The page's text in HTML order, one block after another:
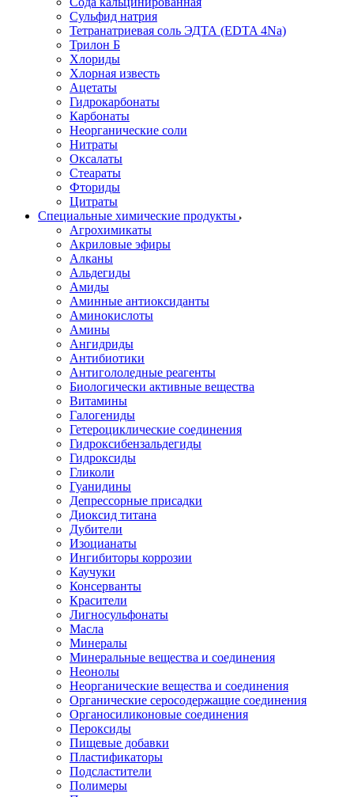
Сульфид натрия
Тетранатриевая соль ЭДТА (EDTA 4Na)
Трилон Б
Хлориды
Хлорная известь
Ацетаты
Гидрокарбонаты
Карбонаты
Неорганические соли
Нитраты
Оксалаты
Стеараты
Фториды
Цитраты
Специальные химические продукты
Агрохимикаты
Акриловые эфиры
Алканы
Альдегиды
Амиды
Аминные антиоксиданты
Аминокислоты
Амины
Ангидриды
Антибиотики
Антигололедные реагенты
Биологически активные вещества
Витамины
Галогениды
Гетероциклические соединения
Гидроксибензальдегиды
Гидроксиды
Гликоли
Гуанидины
Депрессорные присадки
Диоксид титана
Дубители
Изоцианаты
Ингибиторы коррозии
Каучуки
Консерванты
Красители
Лигносульфонаты
Масла
Минералы
Минеральные вещества и соединения
Неонолы
Неорганические вещества и соединения
Органические серосодержащие соединения
Органосиликоновые соединения
Пероксиды
Пищевые добавки
Пластификаторы
Подсластители
Полимеры